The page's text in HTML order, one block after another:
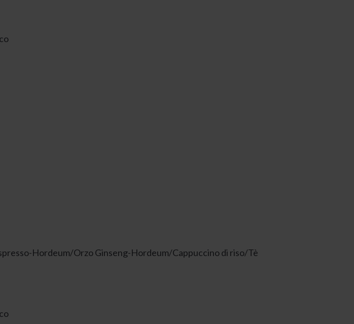
Hordeum/Orzo Ginseng-Hordeum/Cappuccino di riso/Tè